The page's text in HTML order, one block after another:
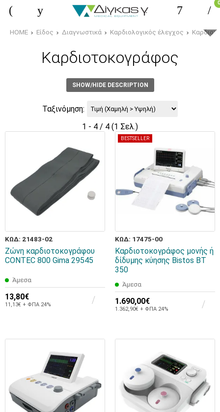
0
HOME Είδος Διαγνωστικά Καρδιολογικός έλεγχος
Καρδιοτοκογράφος
SHOW/HIDE DESCRIPTION
Ταξινόμηση:
1 - 4 / 4 (1 Σελ.)
ΚΩΔ: 21483-02
Ζώνη καρδιοτοκογράφου
CONTEC 800 Gima 29545
Άμεσα
13,80€
11,13€ + ΦΠΑ 24%
BESTSELLER
ΚΩΔ: 17475-00
Καρδιοτοκογράφος μονής ή
δίδυμης κύησης Bistos BT
350
Άμεσα
1.690,00€
1.362,90€ + ΦΠΑ 24%